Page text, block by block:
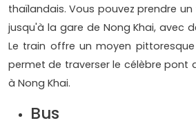
thaïlandais. Vous pouvez prendre
jusqu'à la gare de Nong Khai, avec
Le train offre un moyen
permet de traverser le célèbre pont
à Nong Khai.
Bus